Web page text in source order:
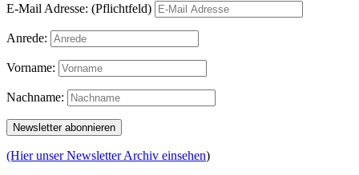
E-Mail Adresse: (Pflichtfeld)
Anrede:
Vorname:
Nachname:
(Hier unser Newsletter Archiv einsehen)